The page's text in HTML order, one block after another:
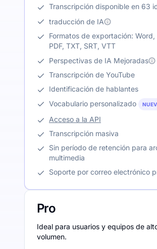
Transcripción disponible en 63
traducción de IA
Formatos de exportación: Word,
PDF, TXT, SRT, VTT
Perspectivas de IA Mejoradas
Transcripción de YouTube
Identificación de hablantes
Vocabulario personalizado
Acceso a la API
Transcripción masiva
Sin período de retención para
multimedia
Soporte por correo electrónico
Pro
Ideal para usuarios y equipos de
volumen.